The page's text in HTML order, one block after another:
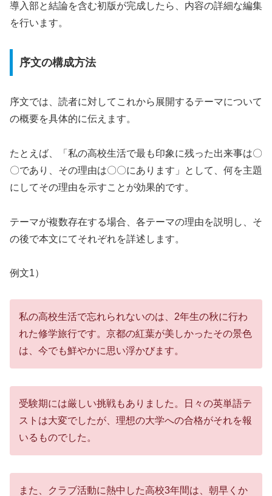
導入部と結論を含む初版が完成したら、内容の詳細な編集
を行います。
序文の構成方法
序文では、読者に対してこれから展開するテーマについて
の概要を具体的に伝えます。
たとえば、「私の高校生活で最も印象に残った出来事は〇
〇であり、その理由は〇〇にあります」として、何を主題
にしてその理由を示すことが効果的です。
テーマが複数存在する場合、各テーマの理由を説明し、そ
の後で本文にてそれぞれを詳述します。
例文1）
私の高校生活で忘れられないのは、2年生の秋に行わ
れた修学旅行です。京都の紅葉が美しかったその景色
は、今でも鮮やかに思い浮かびます。
受験期には厳しい挑戦もありました。日々の英単語テ
ストは大変でしたが、理想の大学への合格がそれを報
いるものでした。
また、クラブ活動に熱中した高校3年間は、朝早くか